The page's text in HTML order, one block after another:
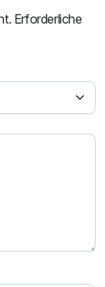
Erforderliche